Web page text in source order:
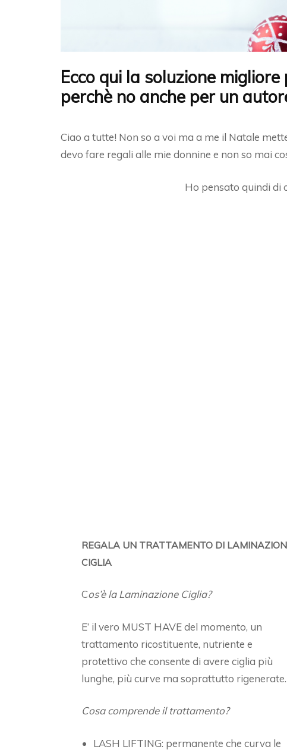
Ecco qui la soluzione
perchè no anche per un
Ciao a tutte! Non so a voi ma a me il Natale
devo fare regali alle mie donnine e non so mai
Ho pensato quindi di
REGALA UN TRATTAMENTO DI
CIGLIA
Cos’è la Laminazione Ciglia?
E’ il vero MUST HAVE del momento, un
trattamento ricostituente, nutriente e
protettivo che consente di avere ciglia più
lunghe, più curve ma soprattutto rigenerate.
Cosa comprende il trattamento?
LASH LIFTING: permanente che curva le